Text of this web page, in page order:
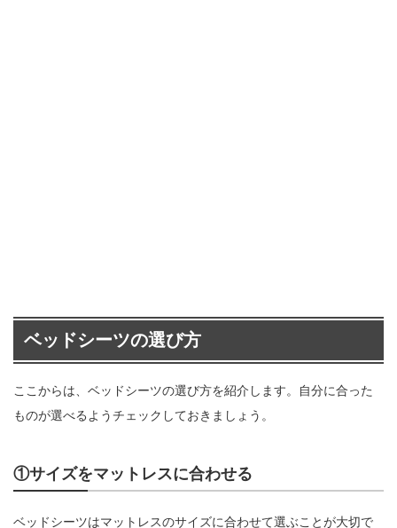
ベッドシーツの選び方
ここからは、ベッドシーツの選び方を紹介します。自分に合った
ものが選べるようチェックしておきましょう。
①サイズをマットレスに合わせる
ベッドシーツはマットレスのサイズに合わせて選ぶことが大切で